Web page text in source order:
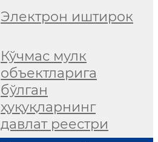
Электрон иштирок
Кўчмас мулк
объектларига
бўлган
ҳуқуқларнинг
давлат реестри